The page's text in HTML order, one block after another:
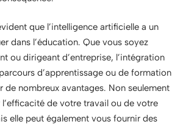
que l’intelligence artificielle a un
dans l’éducation. Que vous soyez
ou dirigeant d’entreprise, l’intégration
d’apprentissage ou de formation
de nombreux avantages. Non seulement
de votre travail ou de votre
elle peut également vous fournir des